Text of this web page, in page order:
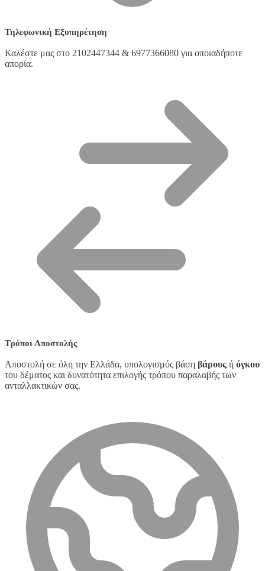
Τηλεφωνική Εξυπηρέτηση
Καλέστε μας στο 2102447344 & 6977366080 για οποιαδήποτε
απορία.
Τρόποι Αποστολής
Αποστολή σε όλη την Ελλάδα, υπολογισμός βάση βάρους ή όγκου
του δέματος και δυνατότητα επιλογής τρόπου παραλαβής των
ανταλλακτικών σας.